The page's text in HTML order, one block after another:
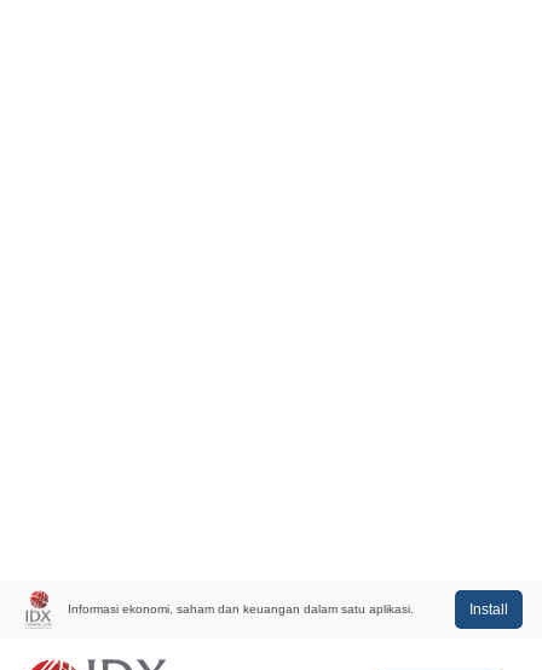
Informasi ekonomi, saham dan keuangan dalam satu aplikasi. Install